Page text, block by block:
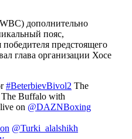
дополнительно
пояс,
предстоящего
глава организации Хосе
#BeterbievBivol2 The
Buffalo with
on @DAZNBoxing
@Turki_alalshikh